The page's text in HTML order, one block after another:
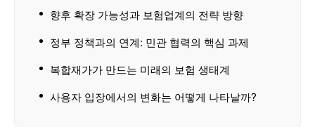
향후 확장 가능성과 보험업계의 전략 방향
정부 정책과의 연계: 민관 협력의 핵심 과제
복합재가가 만드는 미래의 보험 생태계
사용자 입장에서의 변화는 어떻게 나타날까?